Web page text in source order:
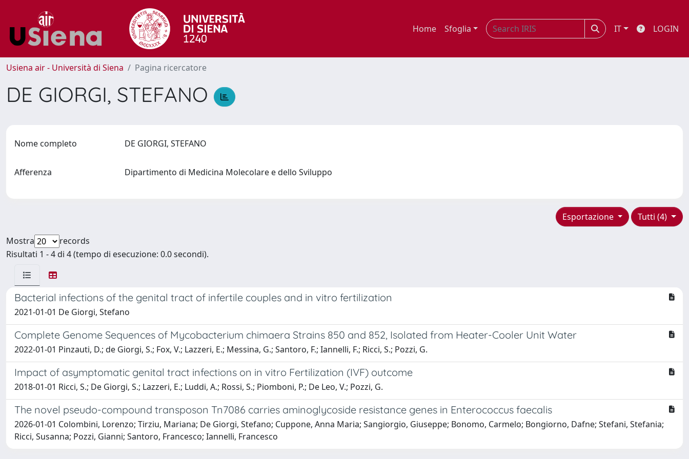
Home Sfoglia IT LOGIN
Usiena air - Università di Siena Pagina ricercatore
DE GIORGI, STEFANO
Nome completo DE GIORGI, STEFANO
Afferenza Dipartimento di Medicina Molecolare e dello Sviluppo
Tutti (4)
Esportazione
Mostra
records
Risultati 1 - 4 di 4 (tempo di esecuzione: 0.0 secondi).
Bacterial infections of the genital tract of infertile couples and in vitro fertilization
2021-01-01 De Giorgi, Stefano
Complete Genome Sequences of Mycobacterium chimaera Strains 850 and 852, Isolated from Heater-Cooler Unit Water
2022-01-01 Pinzauti, D.; de Giorgi, S.; Fox, V.; Lazzeri, E.; Messina, G.; Santoro, F.; Iannelli, F.; Ricci, S.; Pozzi, G.
Impact of asymptomatic genital tract infections on in vitro Fertilization (IVF) outcome
2018-01-01 Ricci, S.; De Giorgi, S.; Lazzeri, E.; Luddi, A.; Rossi, S.; Piomboni, P.; De Leo, V.; Pozzi, G.
The novel pseudo-compound transposon Tn7086 carries aminoglycoside resistance genes in Enterococcus faecalis
2026-01-01 Colombini, Lorenzo; Tirziu, Mariana; De Giorgi, Stefano; Cuppone, Anna Maria; Sangiorgio, Giuseppe; Bonomo, Carmelo; Bongiorno, Dafne; Stefani, Stefania;
Ricci, Susanna; Pozzi, Gianni; Santoro, Francesco; Iannelli, Francesco